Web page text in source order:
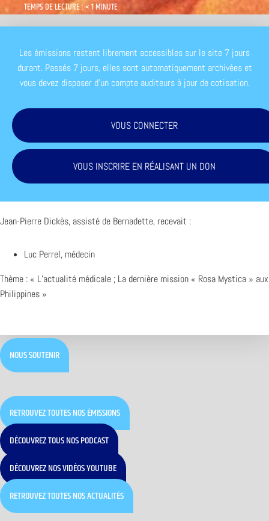
TEMPS DE LECTURE : < 1 MINUTE
Les émissions restent librement accessibles sur le site 7 jours
durant. Passés 7 jours, elles sont automatiquement archivées et
vous devez disposer d'un compte auditeurs à jour de cotisation.
VOUS CONNECTER
VOUS INSCRIRE EN RÉALISANT UN DON
Jean-Pierre Dickès, assisté de Bernadette, recevait :
Luc Perrel, médecin
Thème : « L’actualité médicale ; La dernière mission « Rosa Mystica » aux
Philippines »
NOUS SOUTENIR
RETROUVEZ TOUTES NOS ÉMISSIONS
DÉCOUVREZ TOUS NOS PODCAST
DÉCOUVREZ NOS VIDÉOS YOUTUBE
RETROUVEZ TOUTES NOS ACTUALITÉS